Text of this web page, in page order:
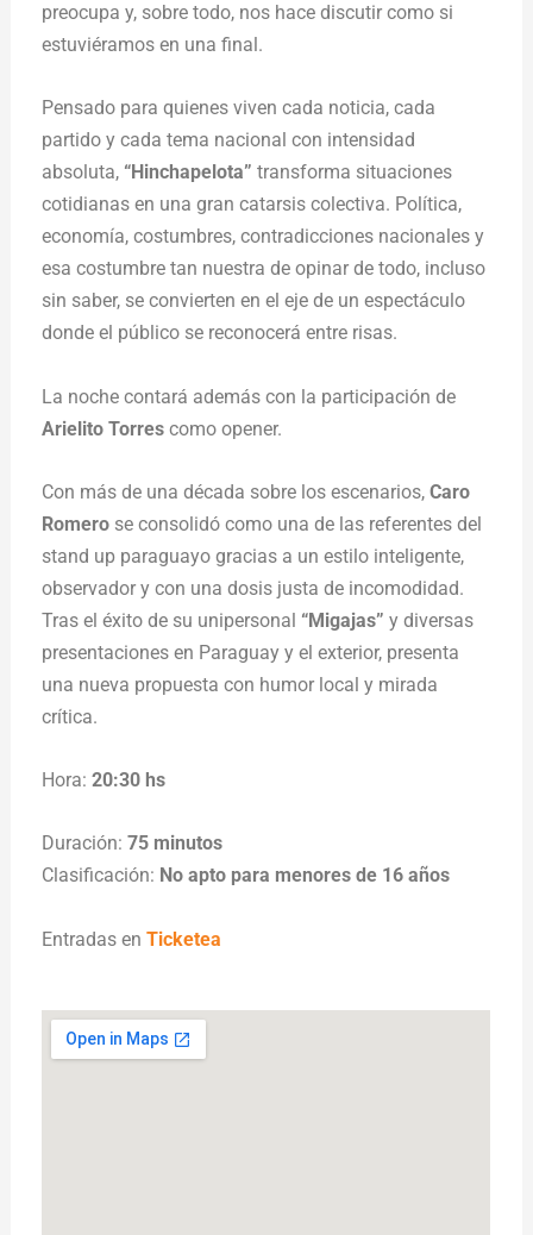
preocupa y, sobre todo, nos hace discutir como si
estuviéramos en una final.
Pensado para quienes viven cada noticia, cada
partido y cada tema nacional con intensidad
absoluta, “Hinchapelota” transforma situaciones
cotidianas en una gran catarsis colectiva. Política,
economía, costumbres, contradicciones nacionales y
esa costumbre tan nuestra de opinar de todo, incluso
sin saber, se convierten en el eje de un espectáculo
donde el público se reconocerá entre risas.
La noche contará además con la participación de
Arielito Torres como opener.
Con más de una década sobre los escenarios,Caro
Romero se consolidó como una de las referentes del
stand up paraguayo gracias a un estilo inteligente,
observador y con una dosis justa de incomodidad.
Tras el éxito de su unipersonal “Migajas” y diversas
presentaciones en Paraguay y el exterior, presenta
una nueva propuesta con humor local y mirada
crítica.
Hora:20:30 hs
Duración:75 minutos
Clasificación: No apto para menores de 16 años
Entradas enTicketea